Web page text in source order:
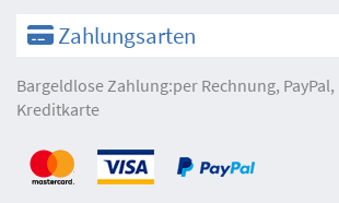
Zahlungsarten
Bargeldlose Zahlung:per Rechnung,
Kreditkarte